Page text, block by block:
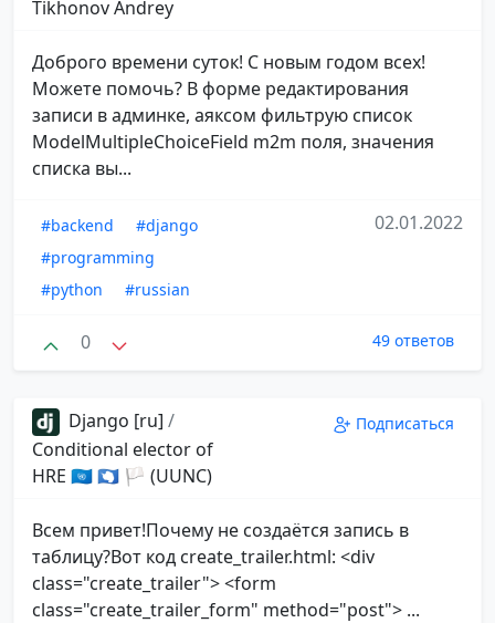
Tikhonov Andrey
Доброго времени суток! С новым годом всех!
Можете помочь? В форме редактирования
записи в админке, аяксом фильтрую список
ModelMultipleChoiceField m2m поля, значения
списка вы...
#backend
#django
#programming
#python
#russian
02.01.2022
0 49 ответов
Django [ru] /
Conditional elector of
HRE 🇺🇳 🇦🇶 🏳 (UUNC)
Подписаться
Всем привет!Почему не создаётся запись в
таблицу?Вот код create_trailer.html: <div
class="create_trailer"> <form
class="create_trailer_form" method="post"> ...